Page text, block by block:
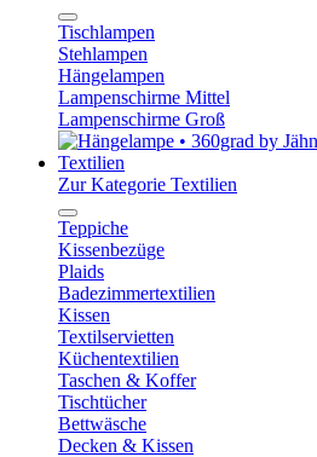
Tischlampen
Stehlampen
Hängelampen
Lampenschirme Mittel
Lampenschirme Groß
Textilien
Zur Kategorie Textilien
Teppiche
Kissenbezüge
Plaids
Badezimmertextilien
Kissen
Textilservietten
Küchentextilien
Taschen & Koffer
Tischtücher
Bettwäsche
Decken & Kissen